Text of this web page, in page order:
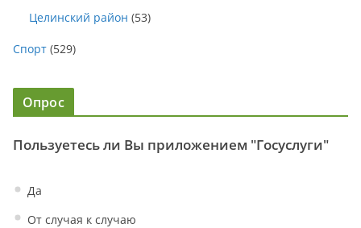
Целинский район (53)
Спорт (529)
Опрос
Пользуетесь ли Вы приложением "Госуслуги"
Да
От случая к случаю